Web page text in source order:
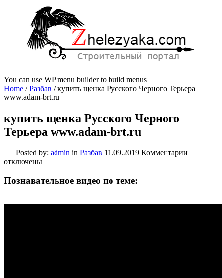
You can use WP menu builder to build menus
Home /Разбав /купить щенка Русского Черного Терьера
www.adam-brt.ru
купить щенка Русского Черного
Терьера www.adam-brt.ru
Posted by: admin in Разбав 11.09.2019 Комментарии
Терьера
отключены
Познавательное видео по теме: